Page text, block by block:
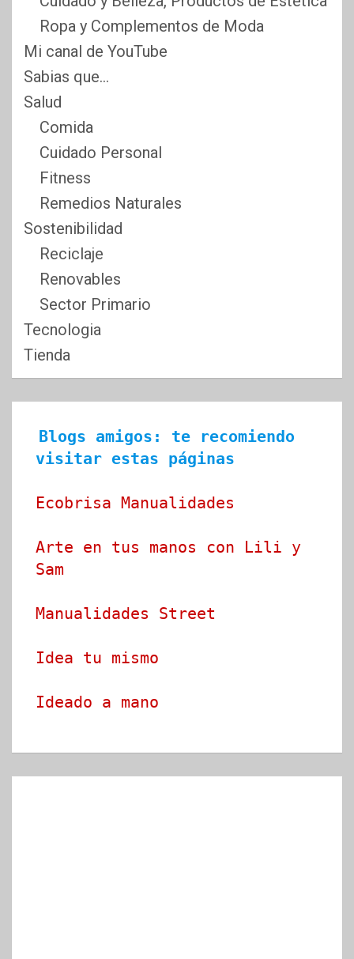
Ropa y Complementos de Moda
Mi canal de YouTube
Sabias que…
Salud
Comida
Cuidado Personal
Fitness
Remedios Naturales
Sostenibilidad
Reciclaje
Renovables
Sector Primario
Tecnologia
Tienda
Blogs amigos: te recomiendo
visitar estas páginas
Ecobrisa Manualidades
Arte en tus manos con Lili y
Sam
Manualidades Street
Idea tu mismo
Ideado a mano